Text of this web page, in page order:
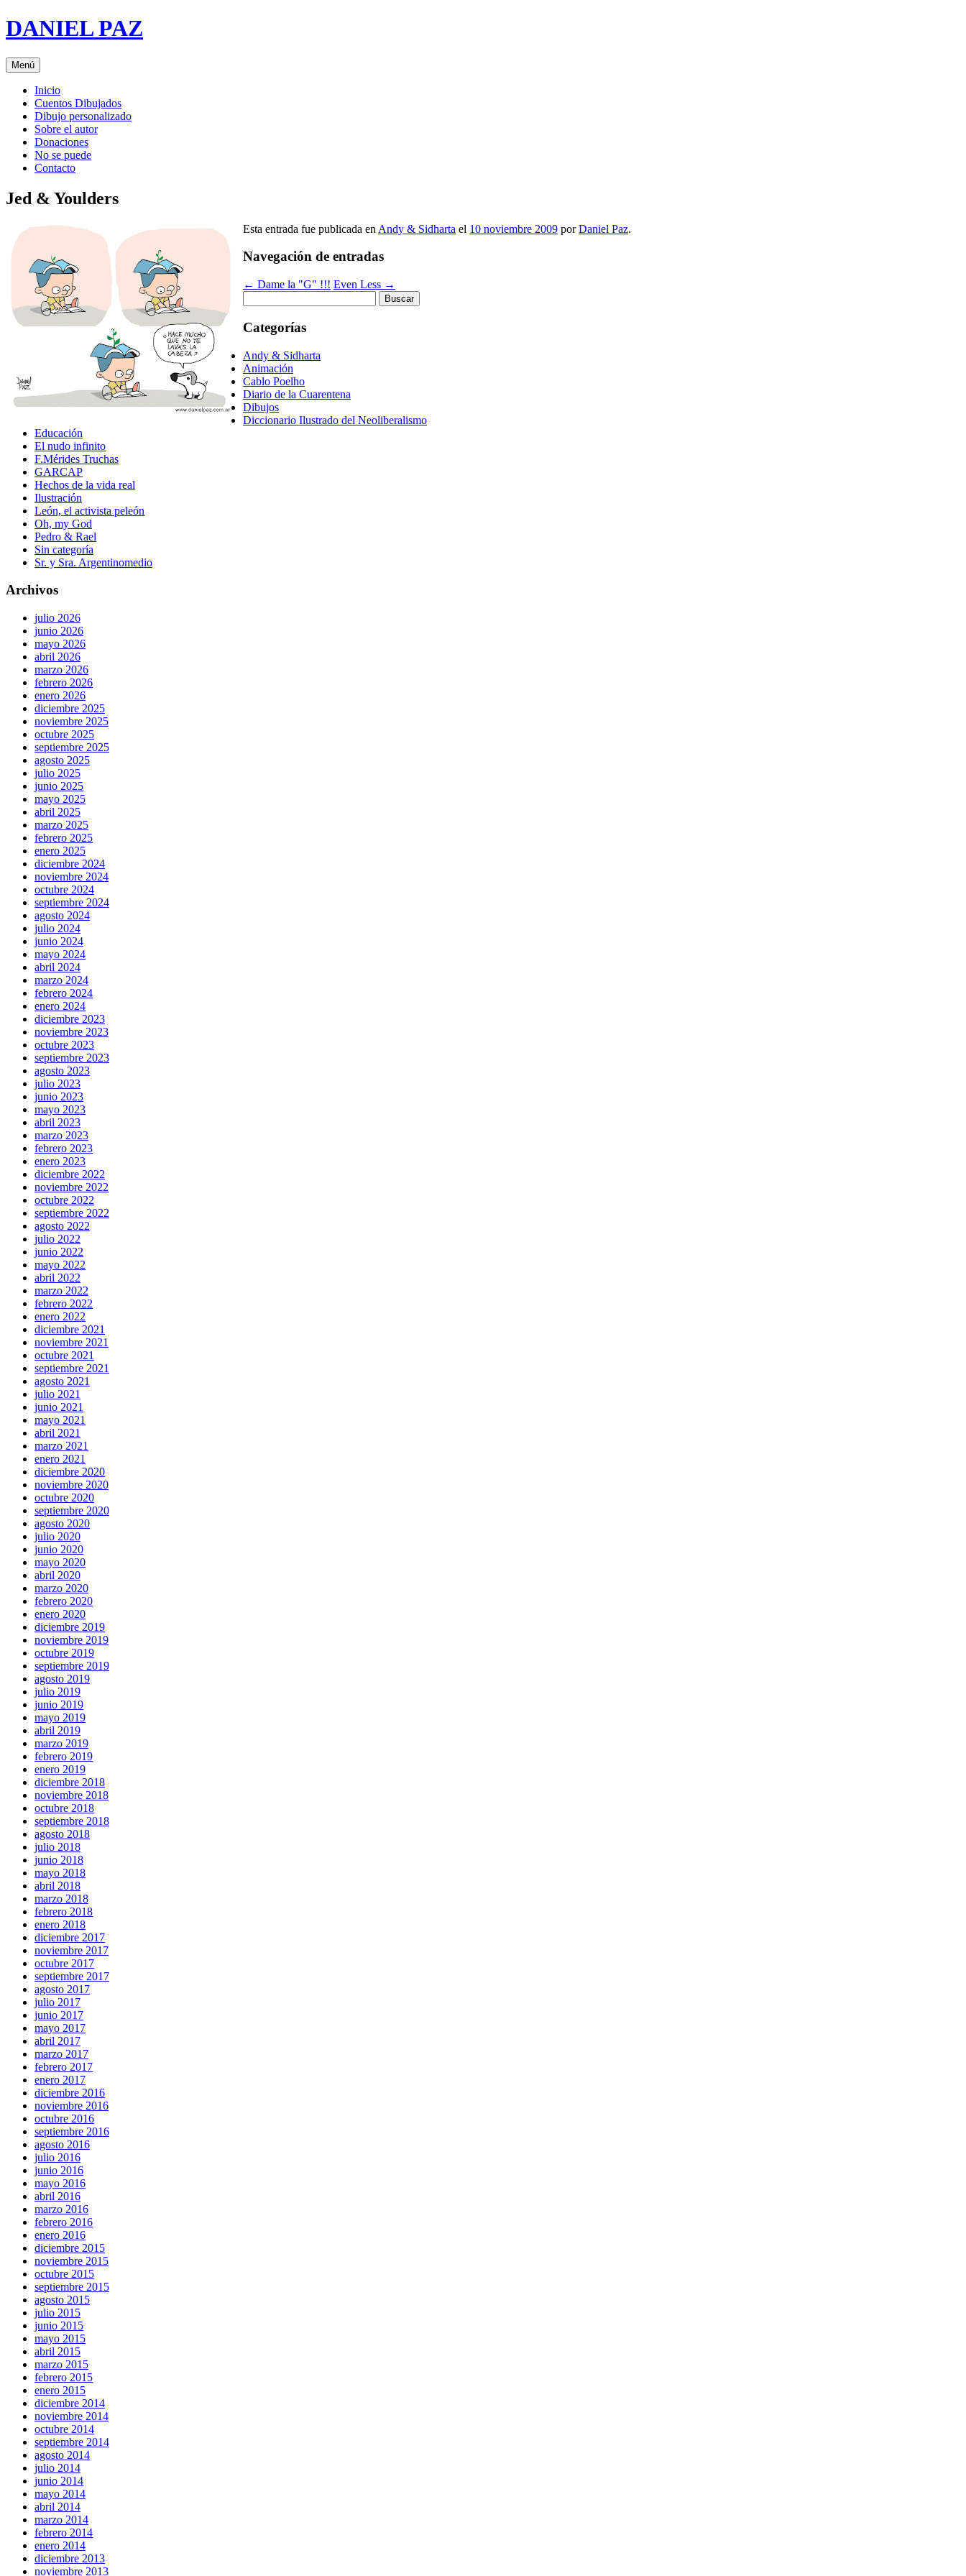
Saltar
al
DANIEL PAZ
Menú
Inicio
Cuentos Dibujados
Dibujo personalizado
Sobre el autor
Donaciones
No se puede
Contacto
Jed & Youlders
Esta entrada fue publicada en Andy & Sidharta el 10 noviembre 2009 porDaniel Paz.
Navegación de entradas
← Dame la "G" !!! Even Less →
Categorías
Andy & Sidharta
Animación
Cablo Poelho
Diario de la Cuarentena
Dibujos
Diccionario Ilustrado del Neoliberalismo
Educación
El nudo infinito
F.Mérides Truchas
GARCAP
Hechos de la vida real
Ilustración
León, el activista peleón
Oh, my God
Pedro & Rael
Sin categoría
Sr. y Sra. Argentinomedio
Archivos
julio 2026
junio 2026
mayo 2026
abril 2026
marzo 2026
febrero 2026
enero 2026
diciembre 2025
noviembre 2025
octubre 2025
septiembre 2025
agosto 2025
julio 2025
junio 2025
mayo 2025
abril 2025
marzo 2025
febrero 2025
enero 2025
diciembre 2024
noviembre 2024
octubre 2024
septiembre 2024
agosto 2024
julio 2024
junio 2024
mayo 2024
abril 2024
marzo 2024
febrero 2024
enero 2024
diciembre 2023
noviembre 2023
octubre 2023
septiembre 2023
agosto 2023
julio 2023
junio 2023
mayo 2023
abril 2023
marzo 2023
febrero 2023
enero 2023
diciembre 2022
noviembre 2022
octubre 2022
septiembre 2022
agosto 2022
julio 2022
junio 2022
mayo 2022
abril 2022
marzo 2022
febrero 2022
enero 2022
diciembre 2021
noviembre 2021
octubre 2021
septiembre 2021
agosto 2021
julio 2021
junio 2021
mayo 2021
abril 2021
marzo 2021
enero 2021
diciembre 2020
noviembre 2020
octubre 2020
septiembre 2020
agosto 2020
julio 2020
junio 2020
mayo 2020
abril 2020
marzo 2020
febrero 2020
enero 2020
diciembre 2019
noviembre 2019
octubre 2019
septiembre 2019
agosto 2019
julio 2019
junio 2019
mayo 2019
abril 2019
marzo 2019
febrero 2019
enero 2019
diciembre 2018
noviembre 2018
octubre 2018
septiembre 2018
agosto 2018
julio 2018
junio 2018
mayo 2018
abril 2018
marzo 2018
febrero 2018
enero 2018
diciembre 2017
noviembre 2017
octubre 2017
septiembre 2017
agosto 2017
julio 2017
junio 2017
mayo 2017
abril 2017
marzo 2017
febrero 2017
enero 2017
diciembre 2016
noviembre 2016
octubre 2016
septiembre 2016
agosto 2016
julio 2016
junio 2016
mayo 2016
abril 2016
marzo 2016
febrero 2016
enero 2016
diciembre 2015
noviembre 2015
octubre 2015
septiembre 2015
agosto 2015
julio 2015
junio 2015
mayo 2015
abril 2015
marzo 2015
febrero 2015
enero 2015
diciembre 2014
noviembre 2014
octubre 2014
septiembre 2014
agosto 2014
julio 2014
junio 2014
mayo 2014
abril 2014
marzo 2014
febrero 2014
enero 2014
diciembre 2013
noviembre 2013